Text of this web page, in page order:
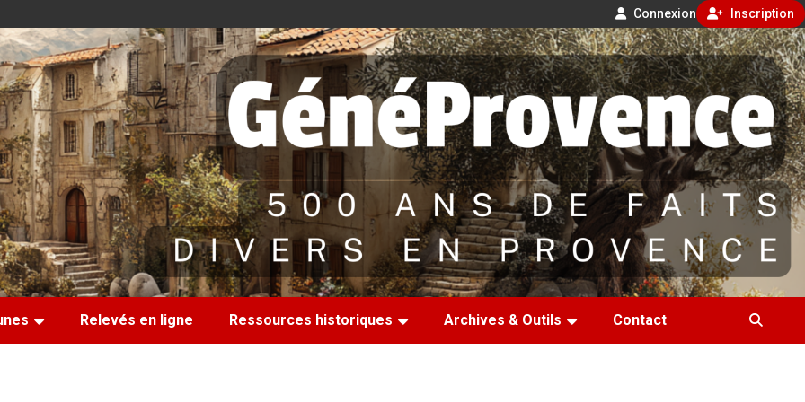
Connexion Inscription
Relevés en ligne Ressources historiques Archives & Outils Contact